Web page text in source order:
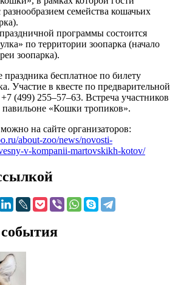
разнообразием семейства кошачьих
программы состоится
по территории зоопарка (начало
зоопарка).
бесплатное по билету
Участие в квесте по предварительной
(499) 255–57–63. Встреча участников
«Кошки тропиков».
на сайте организаторов:
about-zoo/news/novosti-
v-kompanii-martovskikh-kotov/